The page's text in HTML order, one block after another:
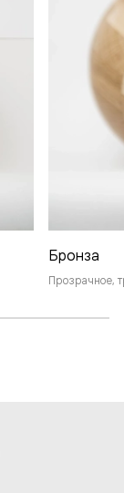
Бронза
Прозрачное,